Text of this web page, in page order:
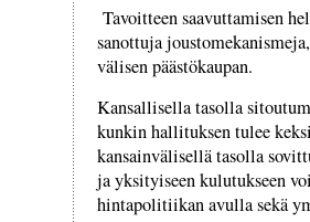
Tavoitteen saavuttamisen
sanottuja
välisen päästökaupan.
Kansallisella tasolla
kunkin hallituksen tulee
kansainvälisellä tasolla
ja yksityiseen kulutukseen
hintapolitiikan avulla sekä